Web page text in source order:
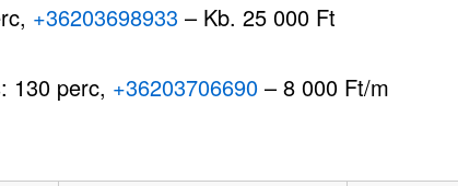
+36203698933 – Kb. 25 000 Ft
130 perc, +36203706690 – 8 000 Ft/m